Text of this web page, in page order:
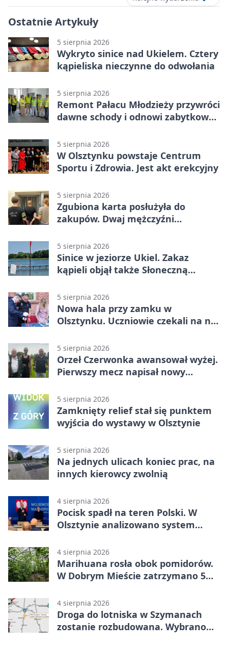
Ostatnie Artykuły
5 sierpnia 2026
Wykryto sinice nad Ukielem. Cztery
kąpieliska nieczynne do odwołania
5 sierpnia 2026
Remont Pałacu Młodzieży przywróci
dawne schody i odnowi zabytkowy
5 sierpnia 2026
W Olsztynku powstaje Centrum
Sportu i Zdrowia. Jest akt erekcyjny
5 sierpnia 2026
Zgubiona karta posłużyła do
zakupów. Dwaj mężczyźni
5 sierpnia 2026
Sinice w jeziorze Ukiel. Zakaz
kąpieli objął także Słoneczną
5 sierpnia 2026
Nowa hala przy zamku w
Olsztynku. Uczniowie czekali na nią
5 sierpnia 2026
Orzeł Czerwonka awansował wyżej.
Pierwszy mecz napisał nowy
5 sierpnia 2026
Zamknięty relief stał się punktem
wyjścia do wystawy w Olsztynie
5 sierpnia 2026
Na jednych ulicach koniec prac, na
innych kierowcy zwolnią
4 sierpnia 2026
Pocisk spadł na teren Polski. W
Olsztynie analizowano system
4 sierpnia 2026
Marihuana rosła obok pomidorów.
W Dobrym Mieście zatrzymano 5
4 sierpnia 2026
Droga do lotniska w Szymanach
zostanie rozbudowana. Wybrano